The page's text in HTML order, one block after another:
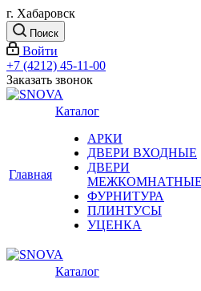
г. Хабаровск
Поиск
Войти
+7 (4212) 45-11-00
Заказать звонок
Главная
Каталог
АРКИ
ДВЕРИ ВХОДНЫЕ
ДВЕРИ
МЕЖКОМНАТНЫЕ
ФУРНИТУРА
ПЛИНТУСЫ
УЦЕНКА
Каталог